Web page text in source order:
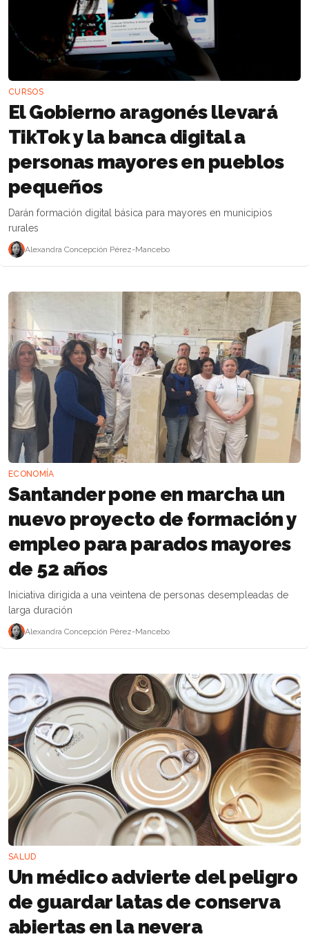
CURSOS
El Gobierno aragonés llevará
TikTok y la banca digital a
personas mayores en pueblos
pequeños
Darán formación digital básica para mayores en municipios
rurales
Alexandra Concepción Pérez-Mancebo
ECONOMÍA
Santander pone en marcha un
nuevo proyecto de formación y
empleo para parados mayores
de 52 años
Iniciativa dirigida a una veintena de personas desempleadas de
larga duración
Alexandra Concepción Pérez-Mancebo
SALUD
Un médico advierte del peligro
de guardar latas de conserva
abiertas en la nevera